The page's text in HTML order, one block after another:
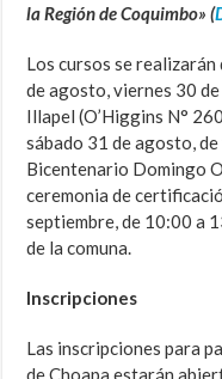
la Región de Coquimbo» (
Los cursos se
de agosto, viernes 30
Illapel (O’Higgins N°
sábado 31 de agosto,
Bicentenario Domingo
ceremonia de
septiembre, de 10:00 a
de la comuna.
Inscripciones
Las inscripciones para
de Choapa estarán